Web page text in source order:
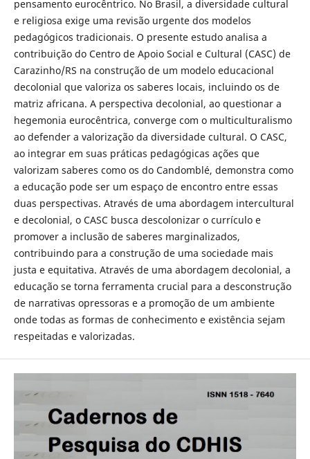
pensamento eurocêntrico. No Brasil, a diversidade cultural
e religiosa exige uma revisão urgente dos modelos
pedagógicos tradicionais. O presente estudo analisa a
contribuição do Centro de Apoio Social e Cultural (CASC) de
Carazinho/RS na construção de um modelo educacional
decolonial que valoriza os saberes locais, incluindo os de
matriz africana. A perspectiva decolonial, ao questionar a
hegemonia eurocêntrica, converge com o multiculturalismo
ao defender a valorização da diversidade cultural. O CASC,
ao integrar em suas práticas pedagógicas ações que
valorizam saberes como os do Candomblé, demonstra como
a educação pode ser um espaço de encontro entre essas
duas perspectivas. Através de uma abordagem intercultural
e decolonial, o CASC busca descolonizar o currículo e
promover a inclusão de saberes marginalizados,
contribuindo para a construção de uma sociedade mais
justa e equitativa. Através de uma abordagem decolonial, a
educação se torna ferramenta crucial para a desconstrução
de narrativas opressoras e a promoção de um ambiente
onde todas as formas de conhecimento e existência sejam
respeitadas e valorizadas.